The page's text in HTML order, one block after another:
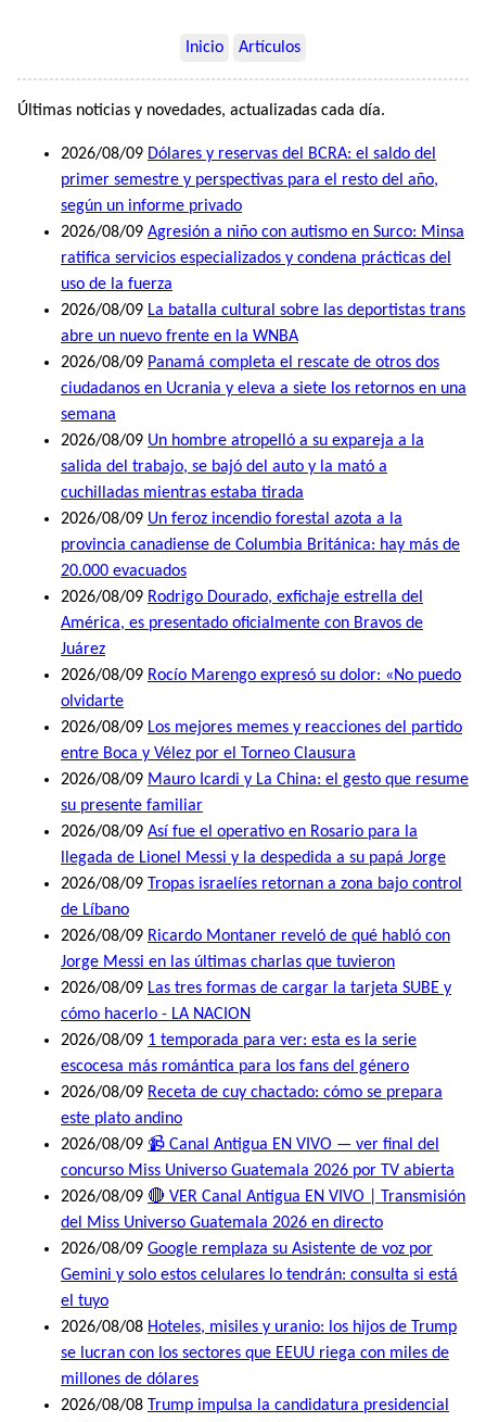
Inicio Artículos
Últimas noticias y novedades, actualizadas cada día.
2026/08/09 Dólares y reservas del BCRA: el saldo del
primer semestre y perspectivas para el resto del año,
según un informe privado
2026/08/09 Agresión a niño con autismo en Surco: Minsa
ratifica servicios especializados y condena prácticas del
uso de la fuerza
2026/08/09 La batalla cultural sobre las deportistas trans
abre un nuevo frente en la WNBA
2026/08/09 Panamá completa el rescate de otros dos
ciudadanos en Ucrania y eleva a siete los retornos en una
semana
2026/08/09 Un hombre atropelló a su expareja a la
salida del trabajo, se bajó del auto y la mató a
cuchilladas mientras estaba tirada
2026/08/09 Un feroz incendio forestal azota a la
provincia canadiense de Columbia Británica: hay más de
20.000 evacuados
2026/08/09 Rodrigo Dourado, exfichaje estrella del
América, es presentado oficialmente con Bravos de
Juárez
2026/08/09 Rocío Marengo expresó su dolor: «No puedo
olvidarte
2026/08/09 Los mejores memes y reacciones del partido
entre Boca y Vélez por el Torneo Clausura
2026/08/09 Mauro Icardi y La China: el gesto que resume
su presente familiar
2026/08/09 Así fue el operativo en Rosario para la
llegada de Lionel Messi y la despedida a su papá Jorge
2026/08/09 Tropas israelíes retornan a zona bajo control
de Líbano
2026/08/09 Ricardo Montaner reveló de qué habló con
Jorge Messi en las últimas charlas que tuvieron
2026/08/09 Las tres formas de cargar la tarjeta SUBE y
cómo hacerlo - LA NACION
2026/08/09 1 temporada para ver: esta es la serie
escocesa más romántica para los fans del género
2026/08/09 Receta de cuy chactado: cómo se prepara
este plato andino
2026/08/09 📹 Canal Antigua EN VIVO — ver final del
concurso Miss Universo Guatemala 2026 por TV abierta
2026/08/09 🔴 VER Canal Antigua EN VIVO | Transmisión
del Miss Universo Guatemala 2026 en directo
2026/08/09 Google remplaza su Asistente de voz por
Gemini y solo estos celulares lo tendrán: consulta si está
el tuyo
2026/08/08 Hoteles, misiles y uranio: los hijos de Trump
se lucran con los sectores que EEUU riega con miles de
millones de dólares
2026/08/08 Trump impulsa la candidatura presidencial